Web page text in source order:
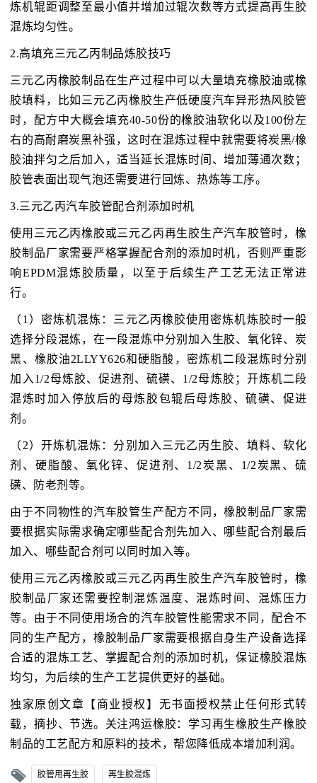
炼机辊距调整至最小值并增加过辊次数等方式提高再生胶
混炼均匀性。
2.高填充三元乙丙制品炼胶技巧
三元乙丙橡胶制品在生产过程中可以大量填充橡胶油或橡
胶填料，比如三元乙丙橡胶生产低硬度汽车异形热风胶管
时，配方中大概会填充40-50份的橡胶油软化以及100份左
右的高耐磨炭黑补强，这时在混炼过程中就需要将炭黑/橡
胶油拌匀之后加入，适当延长混炼时间、增加薄通次数；
胶管表面出现气泡还需要进行回炼、热炼等工序。
3.三元乙丙汽车胶管配合剂添加时机
使用三元乙丙橡胶或三元乙丙再生胶生产汽车胶管时，橡
胶制品厂家需要严格掌握配合剂的添加时机，否则严重影
响EPDM混炼胶质量，以至于后续生产工艺无法正常进
行。
（1）密炼机混炼：三元乙丙橡胶使用密炼机炼胶时一般
选择分段混炼，在一段混炼中分别加入生胶、氧化锌、炭
黑、橡胶油2LLYY626和硬脂酸，密炼机二段混炼时分别
加入1/2母炼胶、促进剂、硫磺、1/2母炼胶；开炼机二段
混炼时加入停放后的母炼胶包辊后母炼胶、硫磺、促进
剂。
（2）开炼机混炼：分别加入三元乙丙生胶、填料、软化
剂、硬脂酸、氧化锌、促进剂、1/2炭黑、1/2炭黑、硫
磺、防老剂等。
由于不同物性的汽车胶管生产配方不同，橡胶制品厂家需
要根据实际需求确定哪些配合剂先加入、哪些配合剂最后
加入、哪些配合剂可以同时加入等。
使用三元乙丙橡胶或三元乙丙再生胶生产汽车胶管时，橡
胶制品厂家还需要控制混炼温度、混炼时间、混炼压力
等。由于不同使用场合的汽车胶管性能需求不同，配合不
同的生产配方，橡胶制品厂家需要根据自身生产设备选择
合适的混炼工艺、掌握配合剂的添加时机，保证橡胶混炼
均匀，为后续的生产工艺提供更好的基础。
独家原创文章【商业授权】无书面授权禁止任何形式转
载，摘抄、节选。关注鸿运橡胶：学习再生橡胶生产橡胶
制品的工艺配方和原料的技术，帮您降低成本增加利润。
胶管用再生胶 再生胶混炼